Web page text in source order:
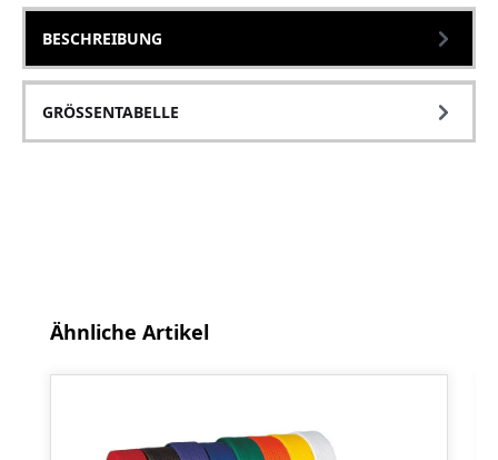
BESCHREIBUNG
GRÖSSENTABELLE
Produktgalerie überspringen
Ähnliche Artikel